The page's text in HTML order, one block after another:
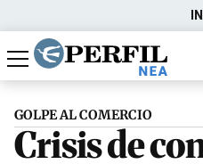
Política
Economía
Actualidad
GOLPE AL COMERCIO
Crisis de